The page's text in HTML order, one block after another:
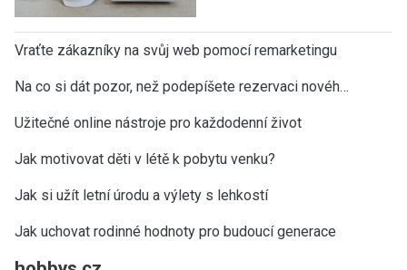
Vraťte zákazníky na svůj web pomocí remarketingu
Na co si dát pozor, než podepíšete rezervaci novéh…
Užitečné online nástroje pro každodenní život
Jak motivovat děti v létě k pobytu venku?
Jak si užít letní úrodu a výlety s lehkostí
Jak uchovat rodinné hodnoty pro budoucí generace